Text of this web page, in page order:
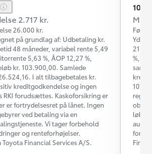
2.717 kr.
26.000 kr.
på grundlag af: Udbetaling kr.
48 måneder, variabel rente 5,49
5,63 %, ÅOP 12,27 %,
kr. 103.900,00. Samlede
I alt tilbagebetales kr.
kreditgodkendelse og ingen
RKI forudsættes. Kaskoforsikring er
er fortrydelsesret på lånet. Ingen
ved betaling via en
Vi tager forbehold
og renteforhøjelser.
Financial Services A/S.
%,
for